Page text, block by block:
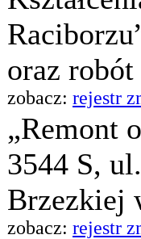
oraz
zobacz: rejestr
„Remont
3544 S,
Brzezkiej
zobacz: rejestr